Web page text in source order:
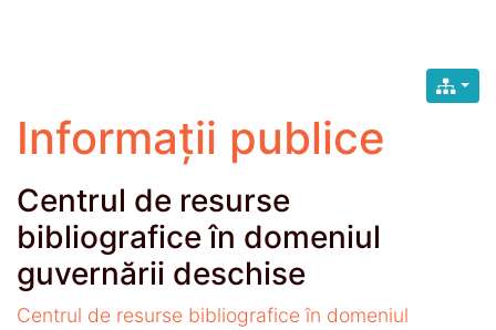
Informații publice
Centrul de resurse
bibliografice în domeniul
guvernării deschise
Centrul de resurse bibliografice în domeniul